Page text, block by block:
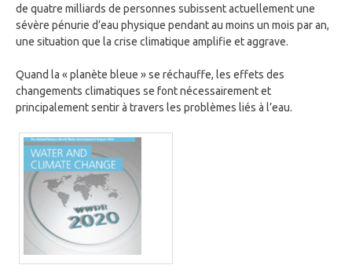
de quatre milliards de personnes subissent actuellement une
sévère pénurie d’eau physique pendant au moins un mois par an,
une situation que la crise climatique amplifie et aggrave.
Quand la « planète bleue » se réchauffe, les effets des
changements climatiques se font nécessairement et
principalement sentir à travers les problèmes liés à l’eau.